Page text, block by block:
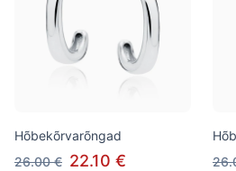
Hõbekõrvarõngad
26.00 € 22.10 €